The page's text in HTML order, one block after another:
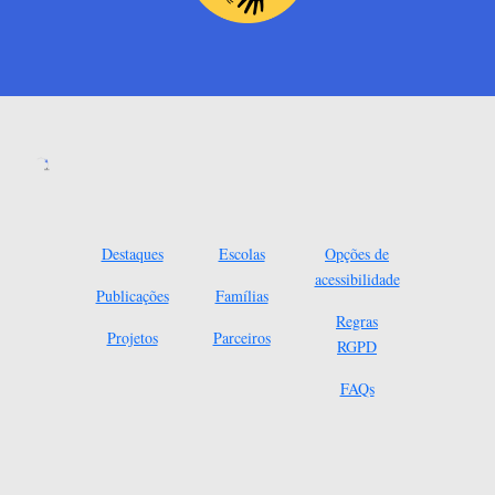
Destaques
Publicações
Projetos
Escolas
Famílias
Parceiros
Opções de
acessibilidade
Regras
RGPD
FAQs